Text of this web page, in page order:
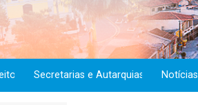
Secretarias e Autarquias Notícias